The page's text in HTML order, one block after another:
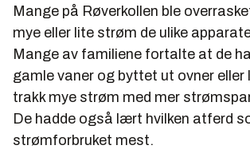
Mange på Røverkollen ble
mye eller lite strøm de ulike
Mange av familiene fortalte at de
gamle vaner og byttet ut ovner eller
trakk mye strøm med mer
De hadde også lært hvilken atferd
strømforbruket mest.